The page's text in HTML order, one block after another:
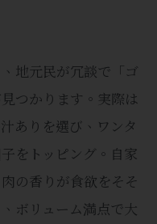
地元民が冗談で「ゴ
つかります。実際は
ありを選び、ワンタ
をトッピング。自家
の香りが食欲をそそ
ボリューム満点で大